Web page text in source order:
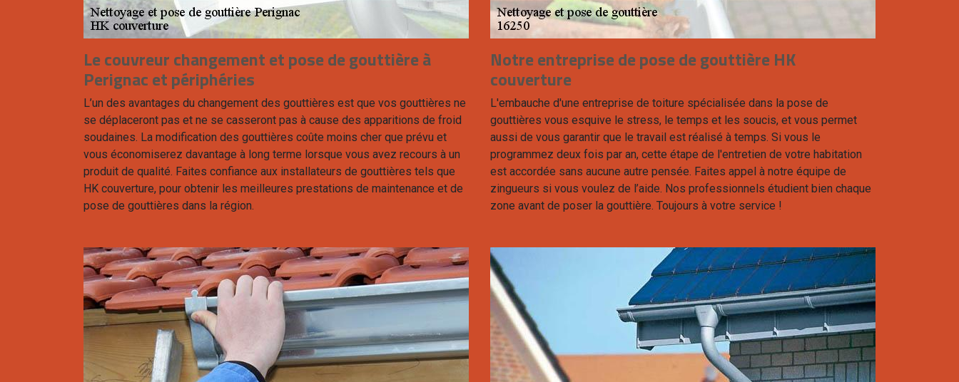
Le couvreur changement et pose de gouttière à
Perignac et périphéries
L’un des avantages du changement des gouttières est que vos gouttières ne
se déplaceront pas et ne se casseront pas à cause des apparitions de froid
soudaines. La modification des gouttières coûte moins cher que prévu et
vous économiserez davantage à long terme lorsque vous avez recours à un
produit de qualité. Faites confiance aux installateurs de gouttières tels que
HK couverture, pour obtenir les meilleures prestations de maintenance et de
pose de gouttières dans la région.
Notre entreprise de pose de gouttière HK
couverture
L'embauche d'une entreprise de toiture spécialisée dans la pose de
gouttières vous esquive le stress, le temps et les soucis, et vous permet
aussi de vous garantir que le travail est réalisé à temps. Si vous le
programmez deux fois par an, cette étape de l'entretien de votre habitation
est accordée sans aucune autre pensée. Faites appel à notre équipe de
zingueurs si vous voulez de l’aide. Nos professionnels étudient bien chaque
zone avant de poser la gouttière. Toujours à votre service !